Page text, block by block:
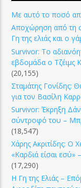
Με αυτό το ποσό
Αποχώρηση από τη
Γη της ελιάς και ο
Survivor: Το
εβδομάδα ο Τζέιμς
(20,155)
Σταμάτης Γονίδης:
για τον Βασίλη
Survivor: Έκρηξη
σύντροφό του –
(18,547)
Χάρης Ακριτίδης: Ο
«Καρδιά είσαι
(17,290)
Η Γη της Ελιάς –